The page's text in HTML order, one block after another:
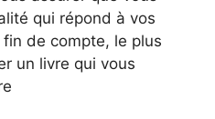
qui répond à vos
de compte, le plus
un livre qui vous